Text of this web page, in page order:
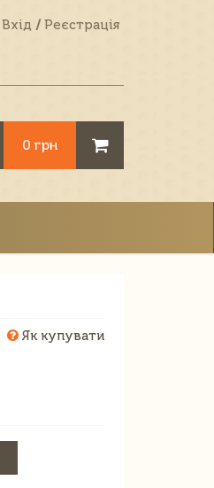
Вхід / Реєстрація
0 грн
Як купувати